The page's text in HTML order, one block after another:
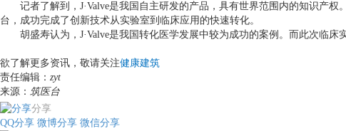
记者了解到， J·Valve是我国自主研发的产品，具有世界范围内的知识产
台，成功完成了创新技术从实验室到临床应用的快速转化。
胡盛寿认为， J·Valve是我国转化医学发展中较为成功的案例。而此次临床
欲了解更多资讯，敬请关注健康建筑
责任编辑： zyt
来源： 筑医台
分享
QQ分享 微博分享 微信分享